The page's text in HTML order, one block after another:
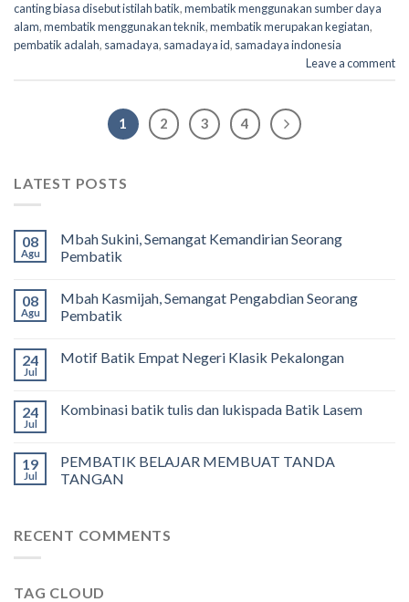
canting biasa disebut istilah batik,membatik menggunakan sumber daya
alam,membatik menggunakan teknik,membatik merupakan kegiatan,
pembatik adalah, samadaya, samadaya id, samadaya indonesia
Leave a comment
1 2 3 4
LATEST POSTS
08
Agu
Mbah Sukini, Semangat Kemandirian Seorang
Pembatik
08
Agu
Mbah Kasmijah, Semangat Pengabdian Seorang
Pembatik
24
Jul
Motif Batik Empat Negeri Klasik Pekalongan
24
Jul
Kombinasi batik tulis dan lukispada Batik Lasem
19
Jul
PEMBATIK BELAJAR MEMBUAT TANDA
TANGAN
RECENT COMMENTS
TAG CLOUD